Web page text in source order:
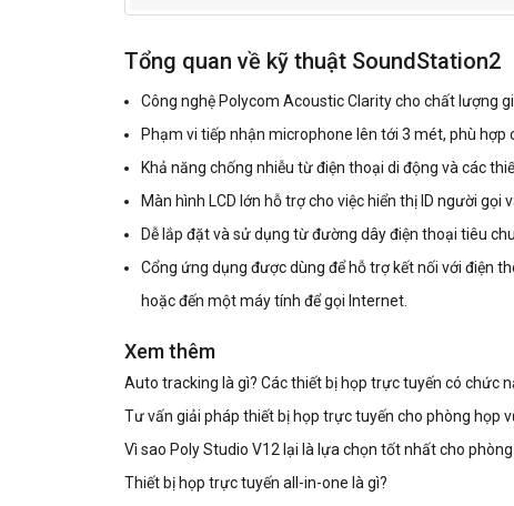
Tổng quan về kỹ thuật SoundStation2
Công nghệ Polycom Acoustic Clarity cho chất lượng
Phạm vi tiếp nhận microphone lên tới 3 mét, phù hợp
Khả năng chống nhiễu từ điện thoại di động và các
Màn hình LCD lớn hỗ trợ cho việc hiển thị ID người gọi
Dễ lắp đặt và sử dụng từ đường dây điện thoại tiêu
Cổng ứng dụng được dùng để hỗ trợ kết nối với điện
hoặc đến một máy tính để gọi Internet.
Xem thêm
Auto tracking là gì? Các thiết bị họp trực tuyến có chức
Tư vấn giải pháp thiết bị họp trực tuyến cho phòng họp
Vì sao Poly Studio V12 lại là lựa chọn tốt nhất cho
Thiết bị họp trực tuyến all-in-one là gì?